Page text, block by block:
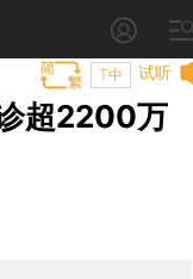
试听
T中
超2200万